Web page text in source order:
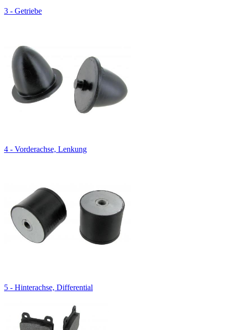
3 - Getriebe
4 - Vorderachse, Lenkung
5 - Hinterachse, Differential